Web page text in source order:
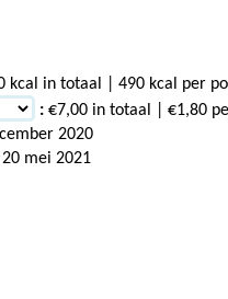
kcal in totaal | 490 kcal per
: €7,00 in totaal | €1,80
2020
20 mei 2021